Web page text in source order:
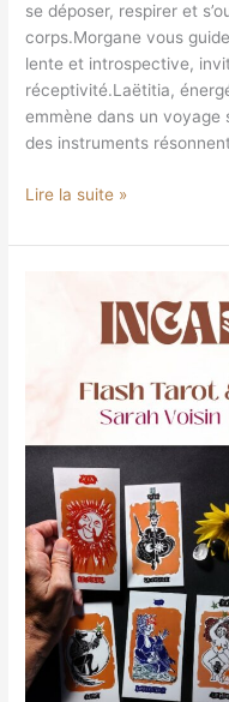
se déposer, respirer et
corps.Morgane vous
lente et introspective,
réceptivité.Laëtitia,
emmène dans un voyage
des instruments résonnent
Lire la suite »
Voyage
avec
Lou